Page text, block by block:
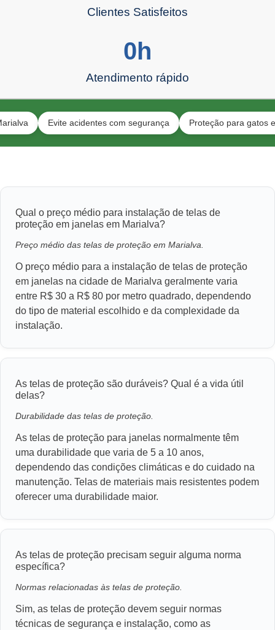
Clientes Satisfeitos
Atendimento rápido
0h
Evite acidentes com segurança Proteção para gatos e toda
Qual o preço médio para instalação de telas de
proteção em janelas em Marialva?
Preço médio das telas de proteção em Marialva.
O preço médio para a instalação de telas de proteção
em janelas na cidade de Marialva geralmente varia
entre R$ 30 a R$ 80 por metro quadrado, dependendo
do tipo de material escolhido e da complexidade da
instalação.
As telas de proteção são duráveis? Qual é a vida útil
delas?
Durabilidade das telas de proteção.
As telas de proteção para janelas normalmente têm
uma durabilidade que varia de 5 a 10 anos,
dependendo das condições climáticas e do cuidado na
manutenção. Telas de materiais mais resistentes podem
oferecer uma durabilidade maior.
As telas de proteção precisam seguir alguma norma
específica?
Normas relacionadas às telas de proteção.
Sim, as telas de proteção devem seguir normas
técnicas de segurança e instalação, como as